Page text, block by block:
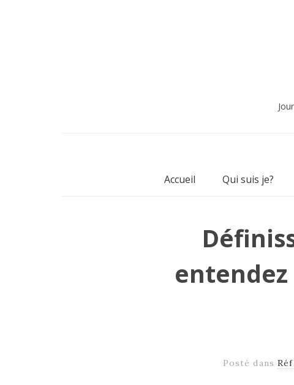
Accueil Qui suis je?
entendez
Posté dans